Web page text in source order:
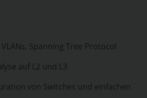
Spanning Tree Protocol
auf L2 und L3
von Switches und einfachen